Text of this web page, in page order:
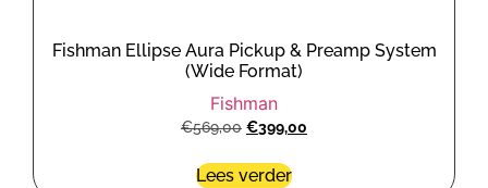
Fishman Ellipse Aura Pickup & Preamp System
(Wide Format)
Fishman
€569,00 €399,00
Lees verder